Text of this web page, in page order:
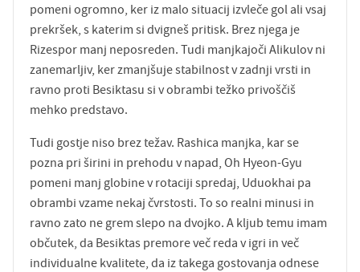
pomeni ogromno, ker iz malo situacij izvleče gol ali vsaj
prekršek, s katerim si dvigneš pritisk. Brez njega je
Rizespor manj neposreden. Tudi manjkajoči Alikulov ni
zanemarljiv, ker zmanjšuje stabilnost v zadnji vrsti in
ravno proti Besiktasu si v obrambi težko privoščiš
mehko predstavo.
Tudi gostje niso brez težav. Rashica manjka, kar se
pozna pri širini in prehodu v napad, Oh Hyeon-Gyu
pomeni manj globine v rotaciji spredaj, Uduokhai pa
obrambi vzame nekaj čvrstosti. To so realni minusi in
ravno zato ne grem slepo na dvojko. A kljub temu imam
občutek, da Besiktas premore več reda v igri in več
individualne kvalitete, da iz takega gostovanja odnese